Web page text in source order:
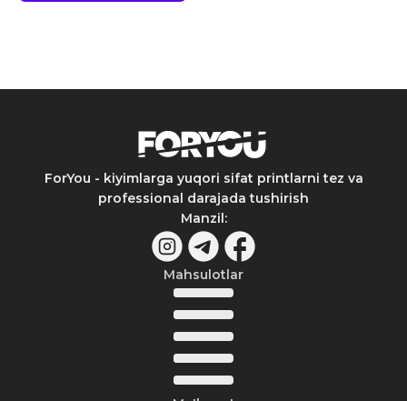
ForYou - kiyimlarga yuqori sifat printlarni tez va
professional darajada tushirish
Manzil:
Mahsulotlar